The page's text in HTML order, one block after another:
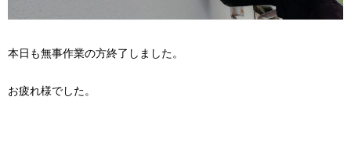
本日も無事作業の方終了しました。
お疲れ様でした。